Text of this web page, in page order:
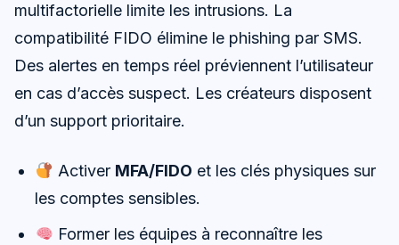
multifactorielle limite les intrusions. La
compatibilité FIDO élimine le phishing par SMS.
Des alertes en temps réel préviennent l’utilisateur
en cas d’accès suspect. Les créateurs disposent
d’un support prioritaire.
Activer MFA/FIDO et les clés physiques sur
les comptes sensibles.
Former les équipes à reconnaître les